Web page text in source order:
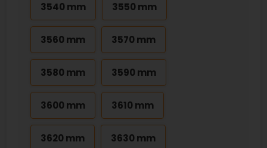
3540 mm 3550 mm
3560 mm 3570 mm
3580 mm 3590 mm
3600 mm 3610 mm
3620 mm 3630 mm